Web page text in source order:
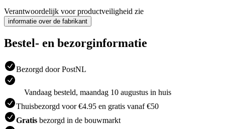
Verantwoordelijk voor productveiligheid zie
informatie over de fabrikant
Bestel- en bezorginformatie
Bezorgd door PostNL
Vandaag besteld, maandag 10 augustus in huis
Thuisbezorgd voor €4.95 en gratis vanaf €50
Gratis bezorgd in de bouwmarkt